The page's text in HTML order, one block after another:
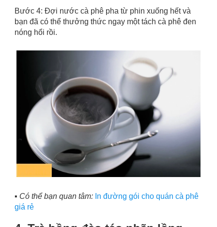
Bước 4: Đợi nước cà phê pha từ phin xuống hết và
bạn đã có thể thưởng thức ngay một tách cà phê đen
nóng hổi rồi.
▪️ Có thể bạn quan tâm: In đường gói cho quán cà phê
giá rẻ